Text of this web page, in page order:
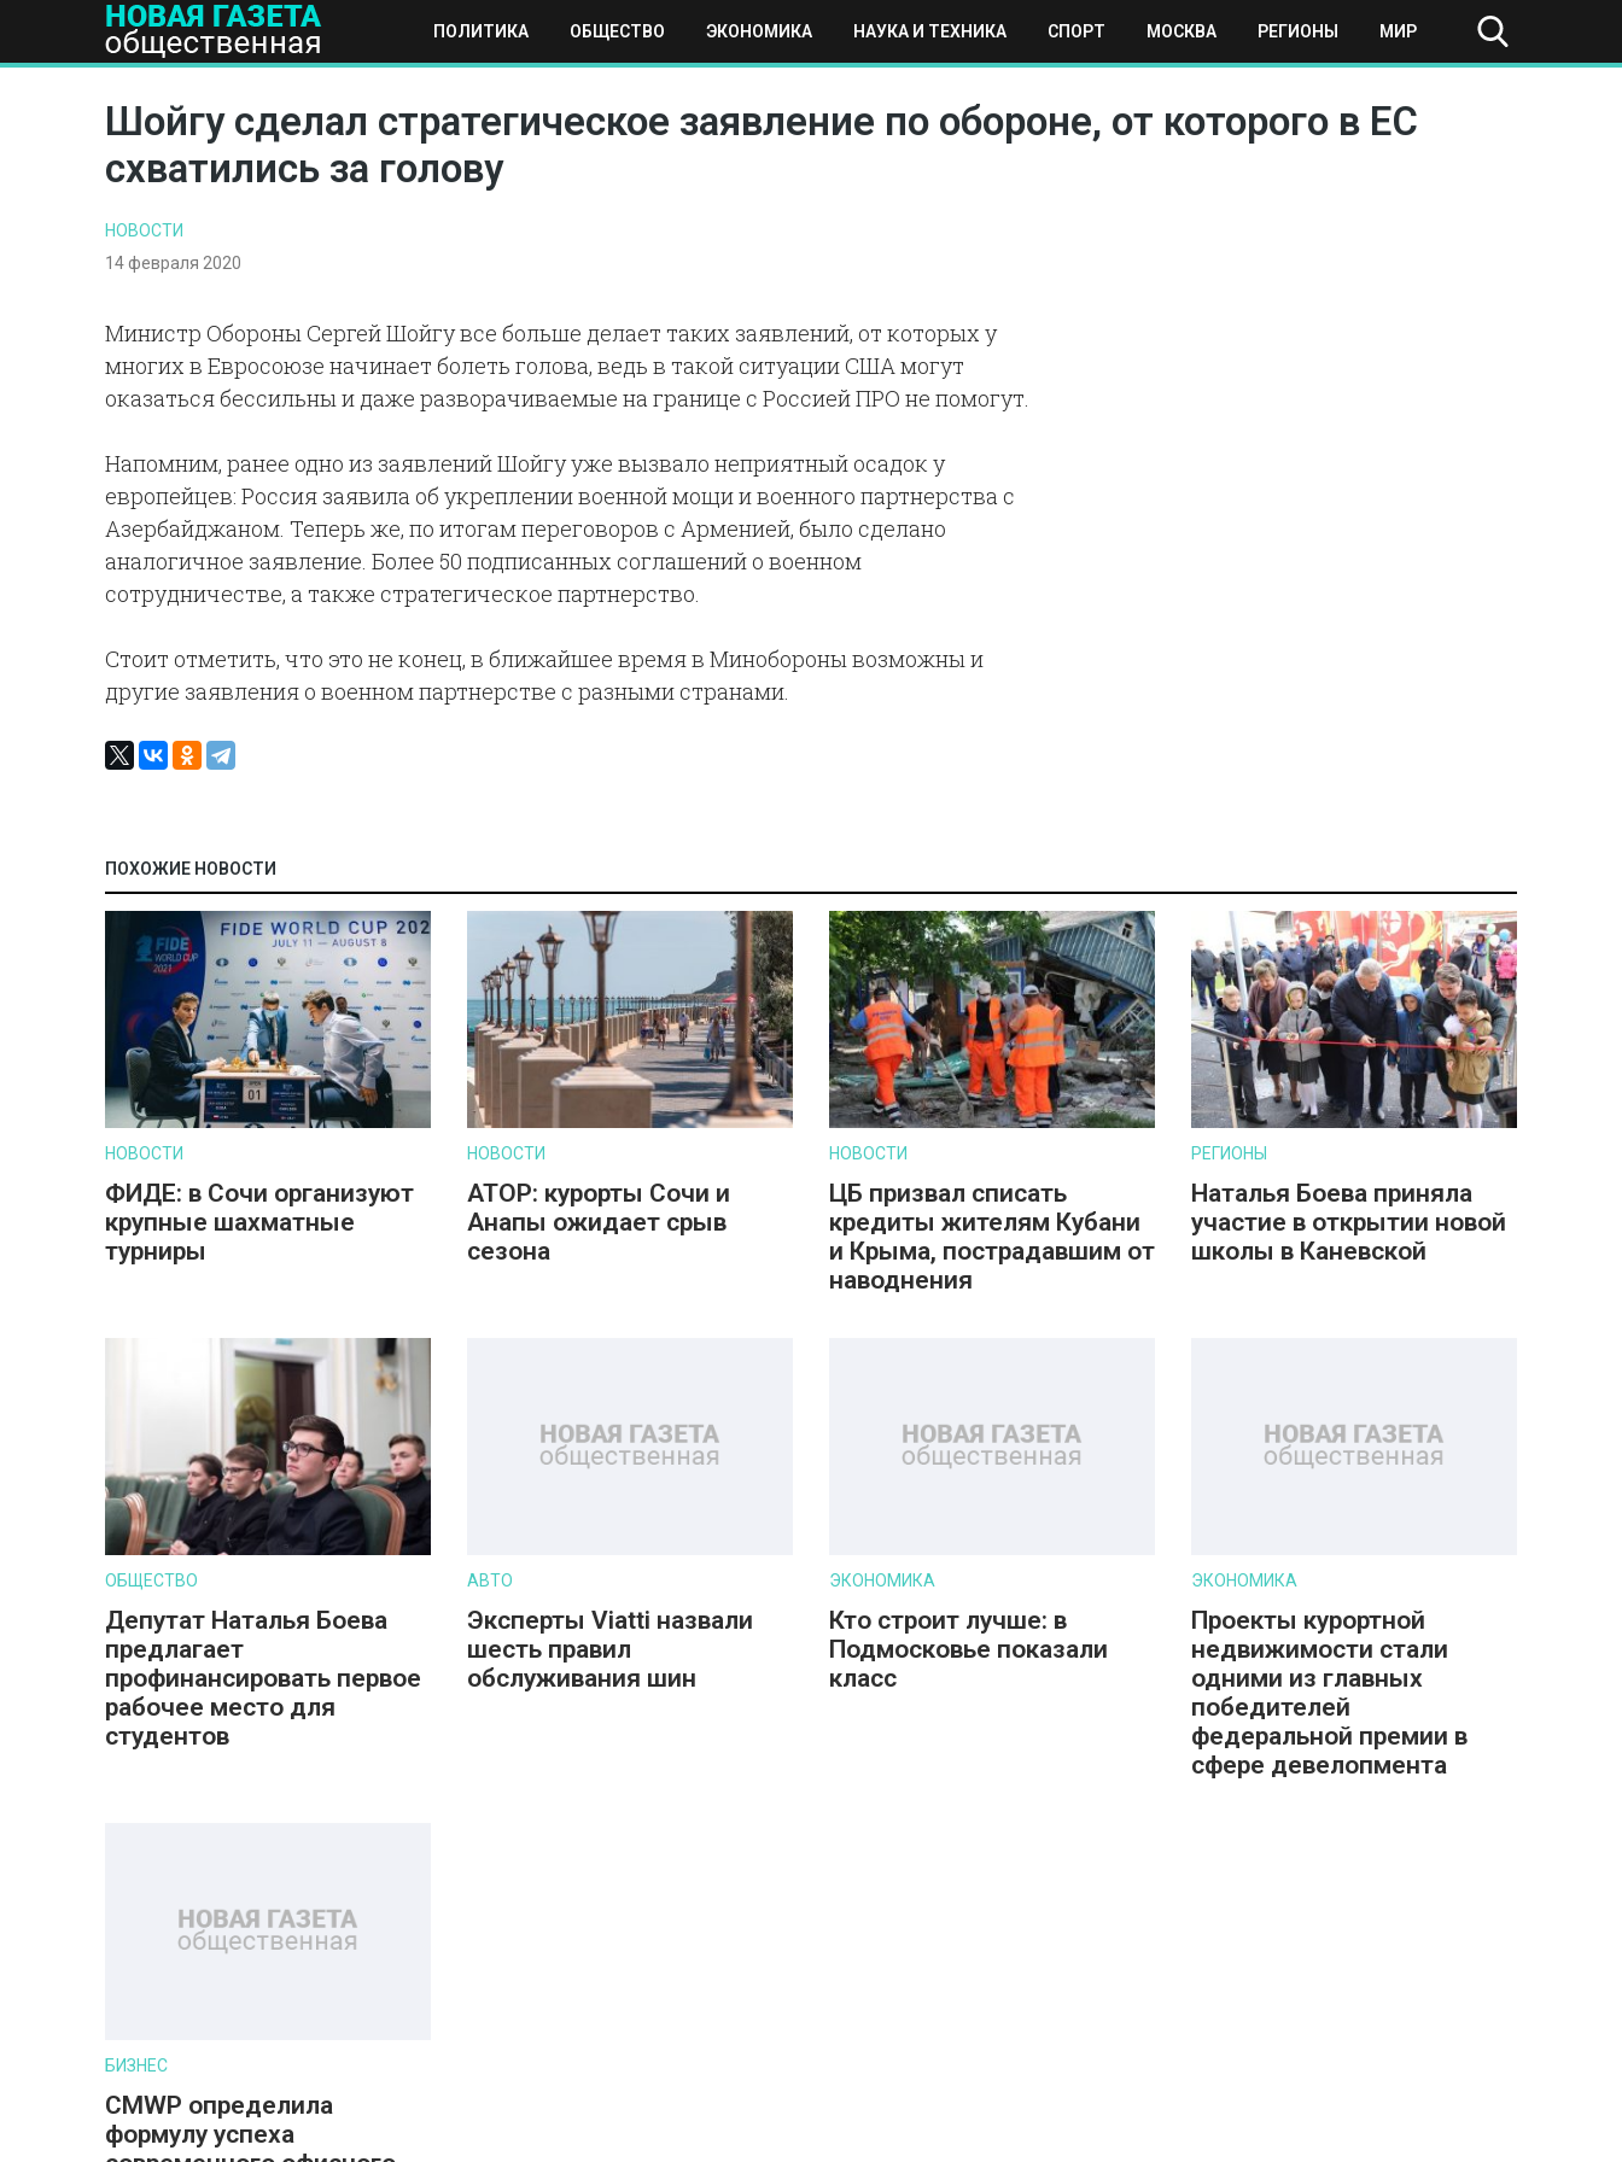
ПОЛИТИКА ОБЩЕСТВО ЭКОНОМИКА НАУКА И ТЕХНИКА СПОРТ МОСКВА РЕГИОНЫ МИР
ПОЛИТИКА ОБЩЕСТВО ЭКОНОМИКА НАУКА И ТЕХНИКА СПОРТ МОСКВА РЕГИОНЫ МИР
Шойгу сделал стратегическое заявление по обороне, от которого в ЕС
схватились за голову
НОВОСТИ
14 февраля 2020
Министр Обороны Сергей Шойгу все больше делает таких заявлений, от которых у
многих в Евросоюзе начинает болеть голова, ведь в такой ситуации США могут
оказаться бессильны и даже разворачиваемые на границе с Россией ПРО не помогут.
Напомним, ранее одно из заявлений Шойгу уже вызвало неприятный осадок у
европейцев: Россия заявила об укреплении военной мощи и военного партнерства с
Азербайджаном. Теперь же, по итогам переговоров с Арменией, было сделано
аналогичное заявление. Более 50 подписанных соглашений о военном
сотрудничестве, а также стратегическое партнерство.
Стоит отметить, что это не конец, в ближайшее время в Минобороны возможны и
другие заявления о военном партнерстве с разными странами.
ПОХОЖИЕ НОВОСТИ
НОВОСТИ
ФИДЕ: в Сочи организуют
крупные шахматные
турниры
НОВОСТИ
АТОР: курорты Сочи и
Анапы ожидает срыв
сезона
НОВОСТИ
ЦБ призвал списать
кредиты жителям Кубани
и Крыма, пострадавшим от
наводнения
РЕГИОНЫ
Наталья Боева приняла
участие в открытии новой
школы в Каневской
ОБЩЕСТВО
Депутат Наталья Боева
предлагает
профинансировать первое
рабочее место для
студентов
АВТО
Эксперты Viatti назвали
шесть правил
обслуживания шин
ЭКОНОМИКА
Кто строит лучше: в
Подмосковье показали
класс
ЭКОНОМИКА
Проекты курортной
недвижимости стали
одними из главных
победителей
федеральной премии в
сфере девелопмента
БИЗНЕС
CMWP определила
формулу успеха